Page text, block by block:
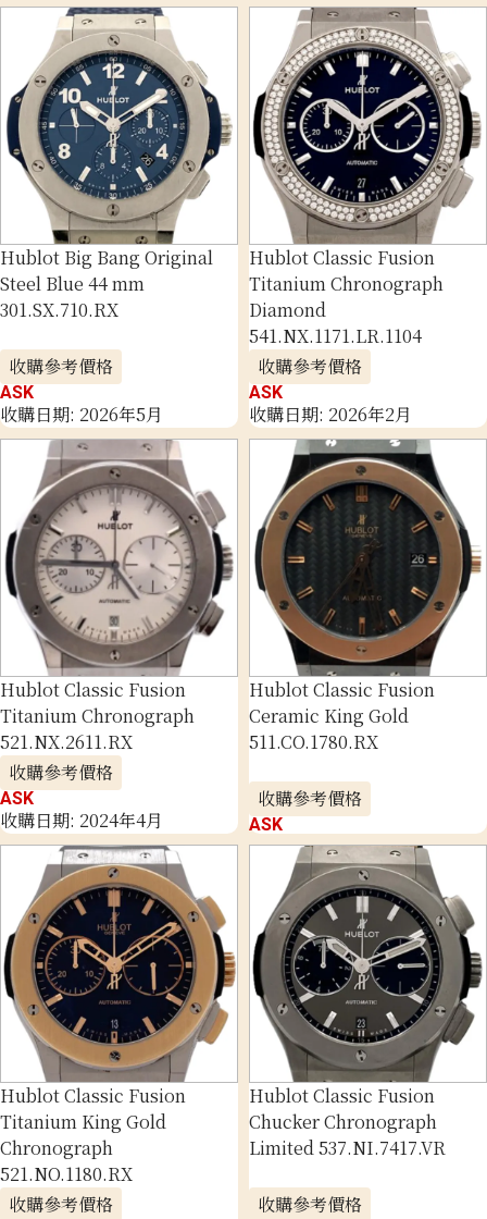
Hublot Big Bang Original
Steel Blue 44 mm
301.SX.710.RX
收購參考價格
ASK
收購日期: 2026年5月
Hublot Classic Fusion
Titanium Chronograph
Diamond
541.NX.1171.LR.1104
收購參考價格
ASK
收購日期: 2026年2月
Hublot Classic Fusion
Titanium Chronograph
521.NX.2611.RX
收購參考價格
ASK
收購日期: 2024年4月
Hublot Classic Fusion
Ceramic King Gold
511.CO.1780.RX
收購參考價格
ASK
Hublot Classic Fusion
Titanium King Gold
Chronograph
521.NO.1180.RX
收購參考價格
Hublot Classic Fusion
Chucker Chronograph
Limited 537.NI.7417.VR
收購參考價格